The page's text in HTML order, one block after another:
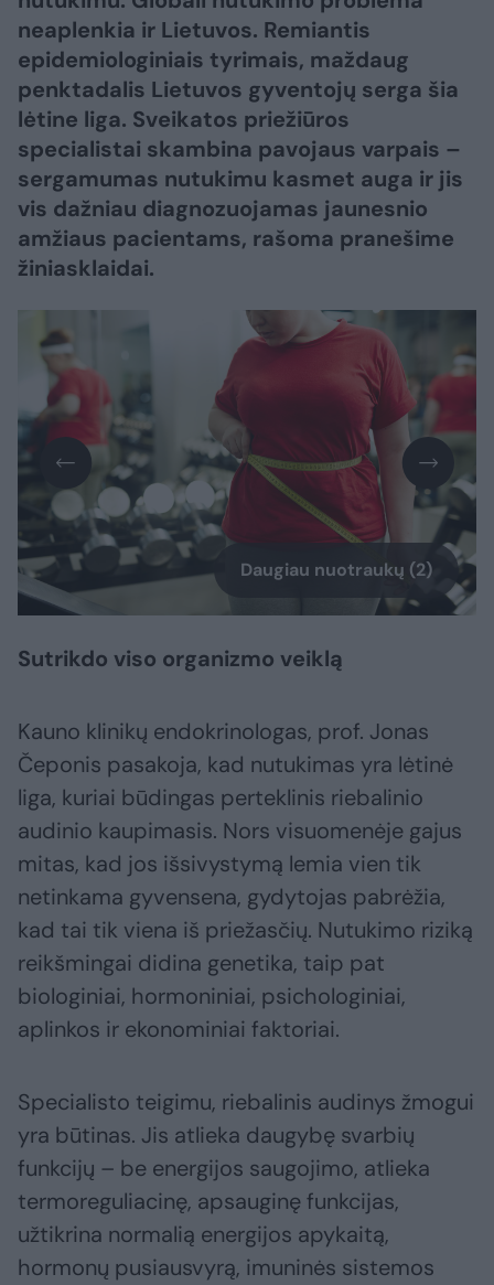
neaplenkia ir Lietuvos. Remiantis
epidemiologiniais tyrimais, maždaug
penktadalis Lietuvos gyventojų serga šia
lėtine liga. Sveikatos priežiūros
specialistai skambina pavojaus varpais –
sergamumas nutukimu kasmet auga ir jis
vis dažniau diagnozuojamas jaunesnio
amžiaus pacientams, rašoma pranešime
žiniasklaidai.
Daugiau nuotraukų (2)
Sutrikdo viso organizmo veiklą
Kauno klinikų endokrinologas, prof. Jonas
Čeponis pasakoja, kad nutukimas yra lėtinė
liga, kuriai būdingas perteklinis riebalinio
audinio kaupimasis. Nors visuomenėje gajus
mitas, kad jos išsivystymą lemia vien tik
netinkama gyvensena, gydytojas pabrėžia,
kad tai tik viena iš priežasčių. Nutukimo riziką
reikšmingai didina genetika, taip pat
biologiniai, hormoniniai, psichologiniai,
aplinkos ir ekonominiai faktoriai.
Specialisto teigimu, riebalinis audinys žmogui
yra būtinas. Jis atlieka daugybę svarbių
funkcijų – be energijos saugojimo, atlieka
termoreguliacinę, apsauginę funkcijas,
užtikrina normalią energijos apykaitą,
hormonų pusiausvyrą, imuninės sistemos